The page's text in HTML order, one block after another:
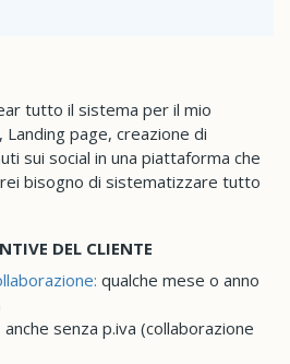
tutto il sistema per il mio
page, creazione di
sui social in una piattaforma che
bisogno di sistematizzare tutto
DEL CLIENTE
qualche mese o anno
anche senza p.iva (collaborazione